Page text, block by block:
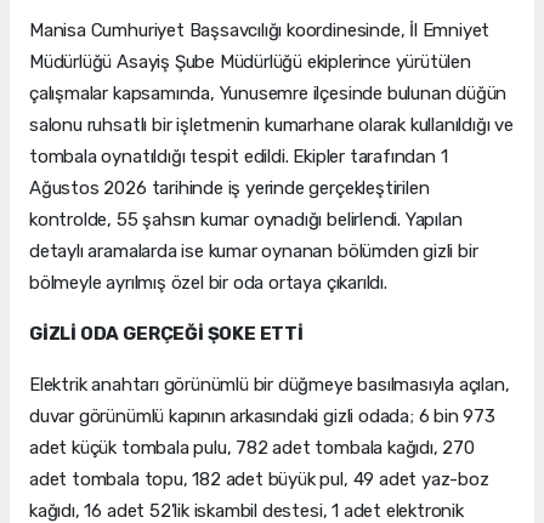
Manisa Cumhuriyet Başsavcılığı koordinesinde, İl Emniyet
Müdürlüğü Asayiş Şube Müdürlüğü ekiplerince yürütülen
çalışmalar kapsamında, Yunusemre ilçesinde bulunan düğün
salonu ruhsatlı bir işletmenin kumarhane olarak kullanıldığı ve
tombala oynatıldığı tespit edildi. Ekipler tarafından 1
Ağustos 2026 tarihinde iş yerinde gerçekleştirilen
kontrolde, 55 şahsın kumar oynadığı belirlendi. Yapılan
detaylı aramalarda ise kumar oynanan bölümden gizli bir
bölmeyle ayrılmış özel bir oda ortaya çıkarıldı.
GİZLİ ODA GERÇEĞİ ŞOKE ETTİ
Elektrik anahtarı görünümlü bir düğmeye basılmasıyla açılan,
duvar görünümlü kapının arkasındaki gizli odada; 6 bin 973
adet küçük tombala pulu, 782 adet tombala kağıdı, 270
adet tombala topu, 182 adet büyük pul, 49 adet yaz-boz
kağıdı, 16 adet 52'lik iskambil destesi, 1 adet elektronik